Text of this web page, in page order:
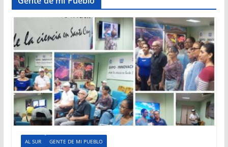
AL SUR GENTE DE MI PUEBLO